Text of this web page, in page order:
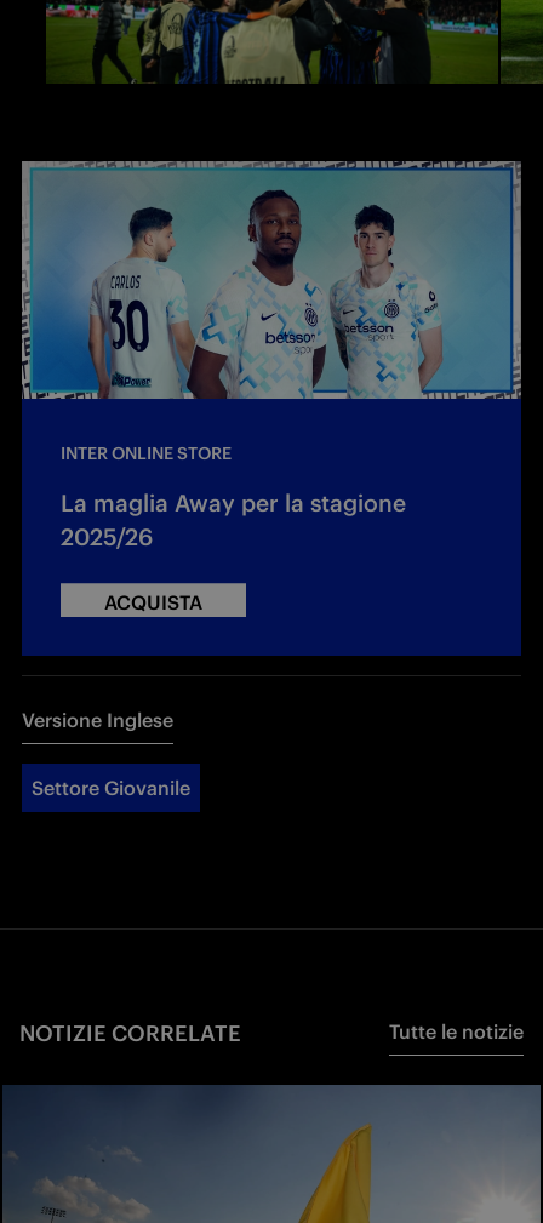
INTER ONLINE STORE
La maglia Away per la stagione
2025/26
ACQUISTA
Versione Inglese
Settore Giovanile
NOTIZIE CORRELATE Tutte le notizie